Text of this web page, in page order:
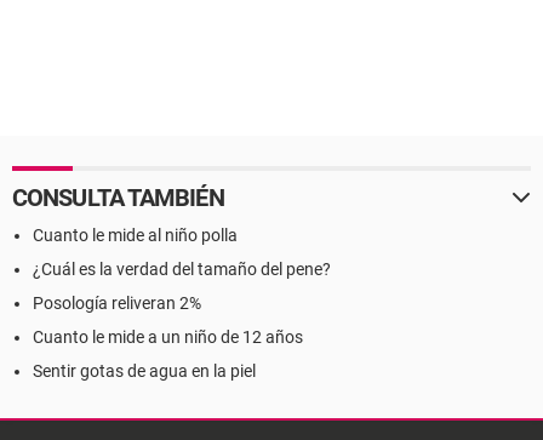
CONSULTA TAMBIÉN
Cuanto le mide al niño polla
¿Cuál es la verdad del tamaño del pene?
Posología reliveran 2%
Cuanto le mide a un niño de 12 años
Sentir gotas de agua en la piel